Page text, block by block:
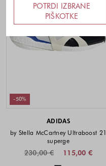
-50%
ADIDAS
by Stella McCartney Ultraboost 21
superge
115,00 €
230,00 €
POTRDI IZBRANE
PIŠKOTKE